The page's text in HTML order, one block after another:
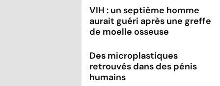
VIH : un septième homme
aurait guéri après une greffe
de moelle osseuse
Des microplastiques
retrouvés dans des pénis
humains